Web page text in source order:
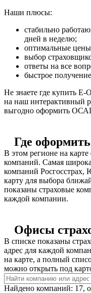
Наши плюсы:
стабильно
дней в неделю;
оптимальные цены
выбор
ответы на все
быстрое
Не знаете где купить
на наш интерактивный
выгодно оформить
Где
В этом регионе на
компаний. Самая
компаний Росгосстрах,
карту для выбора
показаны страховые
каждой компании.
Офисы
В списке показаны
адрес для каждой
на карте, а полный
можно открыть под
Найдено компаний: 17,